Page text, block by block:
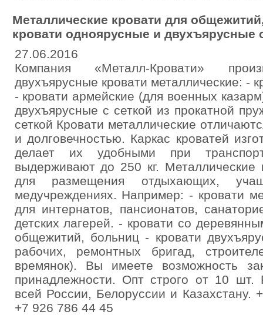
Металлические кровати для
кровати одноярусные и двухъярусные
27.06.2016
Компания «Металл-Кровати»
двухъярусные кровати металлические: -
- кровати армейские (для военных
двухъярусные с сеткой из прокатной
сеткой Кровати металлические
и долговечностью. Каркас кроватей
делает их удобными при
выдерживают до 250 кг. Металлические
для размещения отдыхающих,
медучреждениях. Например: - кровати
для интернатов, пансионатов,
детских лагерей. - кровати со
общежитий, больниц - кровати
рабочих, ремонтных бригад,
времянок). Вы имеете возможность
принадлежности. Опт строго от 10 шт.
всей России, Белоруссии и Казахстану.
+7 926 786 44 45